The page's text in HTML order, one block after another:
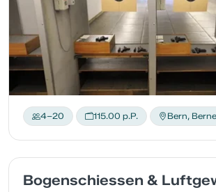
4–20 115.00 p.P. Bern,